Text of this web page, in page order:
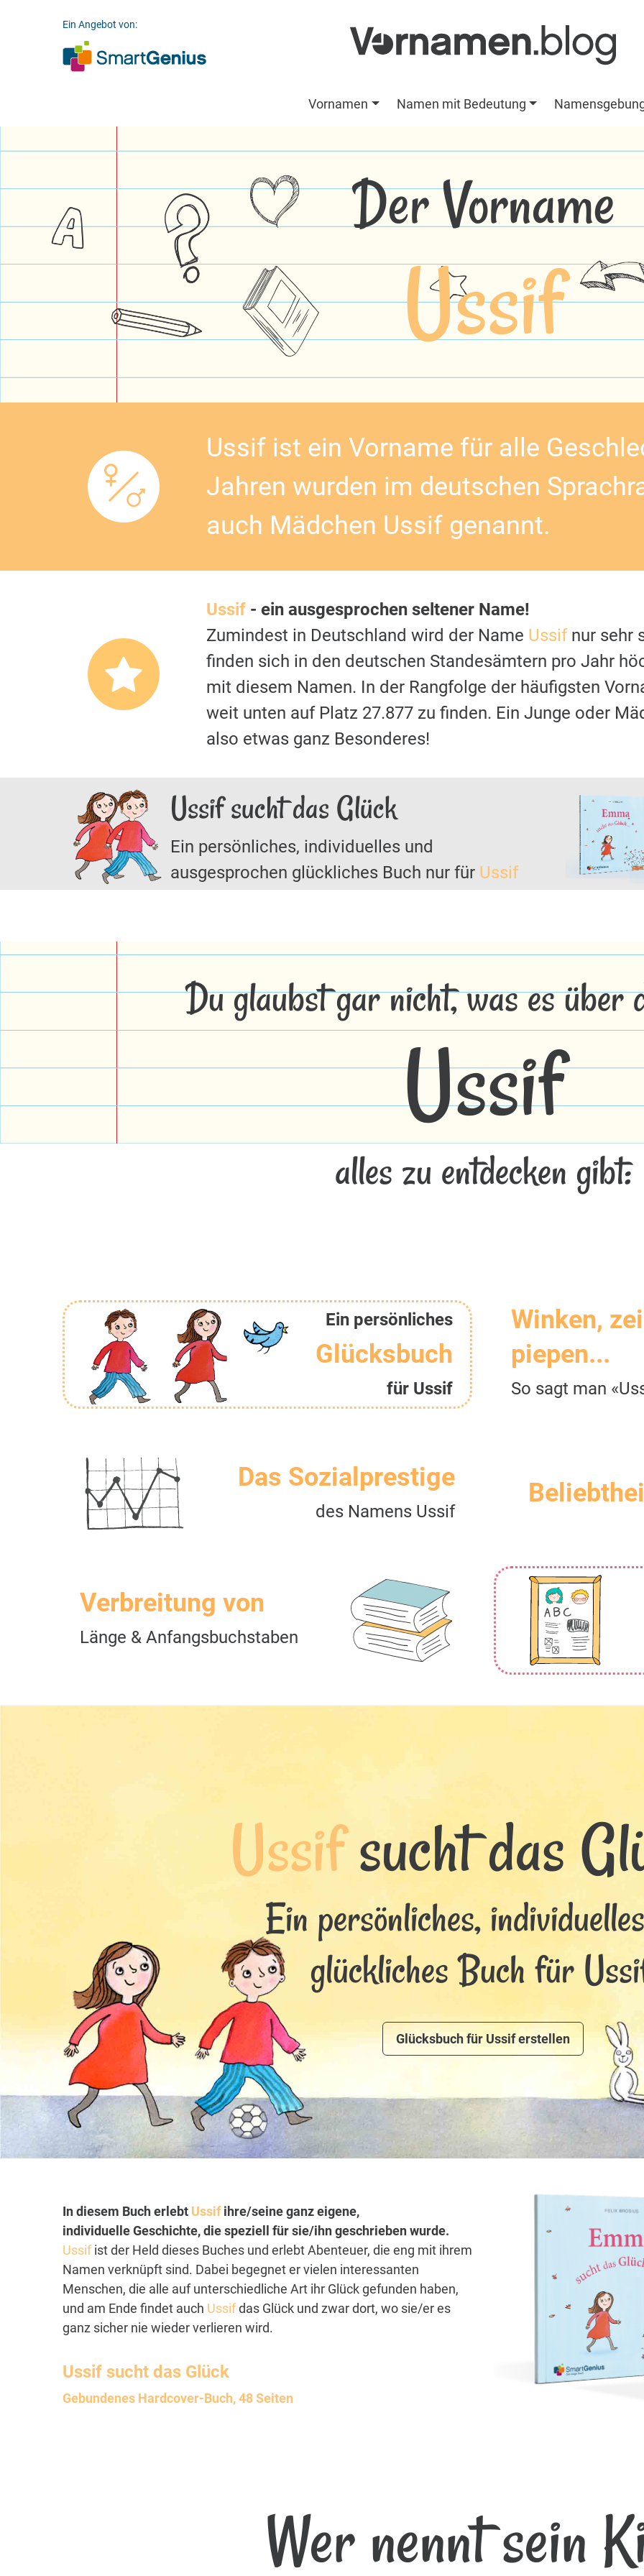
Ein Angebot von:
Vornamen Namen mit Bedeutung
Der Vorname
Ussif
Ussif ist ein Vorname für alle
Jahren wurden im deutschen
auch Mädchen Ussif genannt.
Ussif - ein ausgesprochen seltener Name!
Zumindest in Deutschland wird der Name Ussifnur sehr
finden sich in den deutschen Standesämtern pro Jahr
mit diesem Namen. In der Rangfolge der häufigsten
weit unten auf Platz 27.877 zu finden. Ein Junge oder
also etwas ganz Besonderes!
Ussif sucht das Glück
Ein persönliches, individuelles und
ausgesprochen glückliches Buch nur für Ussif
Du glaubst gar nicht, was es über
Ussif
alles zu entdecken gibt:
Ein persönliches
Glücksbuch
für Ussif
Winken,
piepen...
So sagt man
Das Sozialprestige
des Namens Ussif
Verbreitung von
Länge & Anfangsbuchstaben
Ussifsucht das
Ein persönliches,
glückliches Buch für
Glücksbuch für Ussif erstellen
In diesem Buch erlebt Ussifihre/seine ganz eigene,
individuelle Geschichte, die speziell für sie/ihn geschrieben wurde.
Ussifist der Held dieses Buches und erlebt Abenteuer, die eng mit ihrem
Namen verknüpft sind. Dabei begegnet er vielen interessanten
Menschen, die alle auf unterschiedliche Art ihr Glück gefunden haben,
und am Ende findet auch Ussifdas Glück und zwar dort, wo sie/er es
ganz sicher nie wieder verlieren wird.
Ussif sucht das Glück
Gebundenes Hardcover-Buch, 48 Seiten
Wer nennt sein